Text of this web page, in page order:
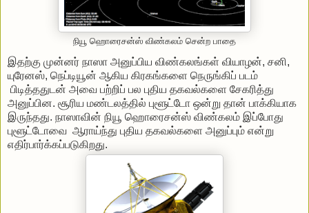
நியூ ஹொரைசன்ஸ் விண்கலம் சென்ற பாதை
இதற்கு முன்னர் நாஸா அனுப்பிய விண்கலங்கள் வியாழன், சனி,
யுரேனஸ், நெப்டியூன் ஆகிய கிரகங்களை நெருங்கிப் படம்
பிடித்ததுடன் அவை பற்றிப் பல புதிய தகவல்களை சேகரித்து
அனுப்பின. சூரிய மண்டலத்தில் புளூட்டோ ஒன்று தான் பாக்கியாக
இருந்தது. நாஸாவின் நியூ ஹொரைசன்ஸ் விண்கலம் இப்போது
புளூட்டோவை ஆராய்ந்து புதிய தகவல்களை அனுப்பும் என்று
எதிர்பார்க்கப்படுகிறது.